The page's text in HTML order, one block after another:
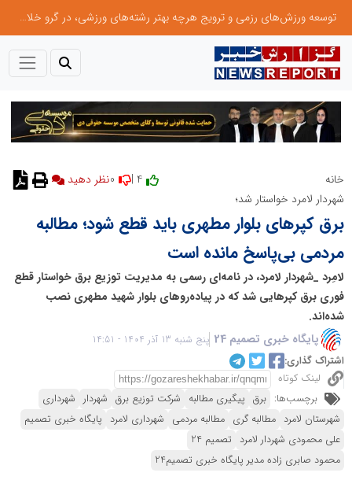
توسعه ورزش‌های رزمی و ترویج هرچه بهتر رشته‌های ورزشی، در گرو خلاقیت و نوآوری است
خانه
نظر دهید
شهردار لامرد خواستار شد؛
برق کپرهای بلوار مطهری باید قطع شود؛ مطالبه
مردمی بی‌پاسخ مانده است
لامِرد _شهردار لامرد، در نامه‌ای رسمی به مدیریت توزیع برق خواستار قطع
فوری برق کپرهایی شد که در پیاده‌روهای بلوار شهید مطهری نصب
شده‌اند.
پایگاه خبری تصمیم 24
پنج شنبه 13 آذر 1404 - 14:51
اشتراک گذاری:
لینک کوتاه
برچسب‌ها: برق پیگیری مطالبه شرکت توزیع برق شهردار شهرداری
شهرستان لامرد مطالبه گری مطالبه مردمی شهرداری لامرد پایگاه خبری تصمیم
علی محمودی شهردار لامرد تصمیم 24
محمود صابری زاده مدیر پایگاه خبری تصمیم24